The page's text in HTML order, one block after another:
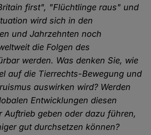
first", "Flüchtlinge raus" und
wird sich in den
und Jahrzehnten noch
die Folgen des
werden. Was denken Sie, wie
auf die Tierrechts-Bewegung und
auswirken wird? Werden
Entwicklungen diesen
Auftrieb geben oder dazu führen,
gut durchsetzen können?